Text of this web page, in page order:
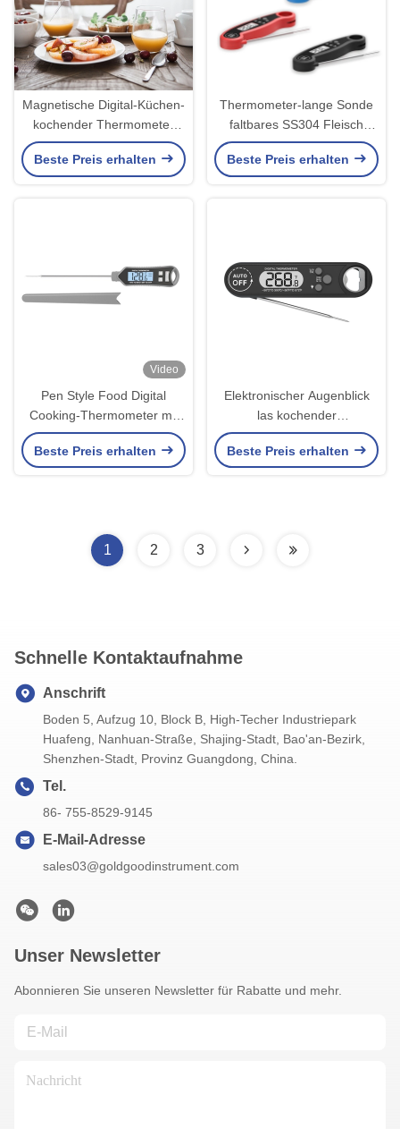
Magnetische Digital-Küchen-
kochender Thermometer
IP67 imprägniern mit
Trommelsieb
Beste Preis erhalten
Thermometer-lange Sonde
faltbares SS304 Fleisch
Recalibratable Digital
Beste Preis erhalten
Video
Pen Style Food Digital
Cooking-Thermometer mit
IPX66
Beste Preis erhalten
Elektronischer Augenblick
las kochender
Thermometer-Oven Bbq
Steak Big-LCD-Bildschirm
Beste Preis erhalten
1 2 3
Schnelle Kontaktaufnahme
Anschrift
Boden 5, Aufzug 10, Block B, High-Techer Industriepark
Huafeng, Nanhuan-Straße, Shajing-Stadt, Bao'an-Bezirk,
Shenzhen-Stadt, Provinz Guangdong, China.
Tel.
86- 755-8529-9145
E-Mail-Adresse
sales03@goldgoodinstrument.com
Unser Newsletter
Abonnieren Sie unseren Newsletter für Rabatte und mehr.